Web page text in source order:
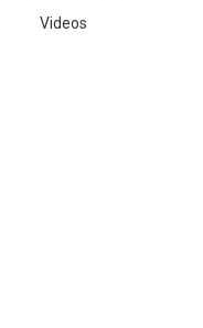
Videos